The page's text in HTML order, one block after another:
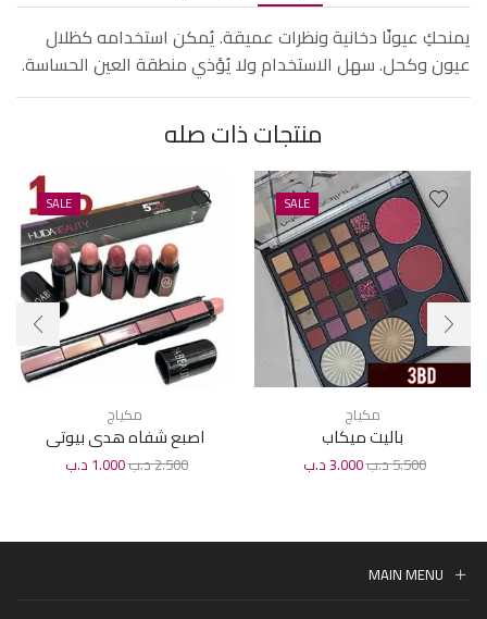
يمنحكِ عيونًا دخانية ونظرات عميقة. يُمكن استخدامه كظلال
عيون وكحل. سهل الاستخدام ولا يُؤذي منطقة العين الحساسة.
منتجات ذات صله
SALE
مكياج
باليت ميكاب
5.500د.ب3.000د.ب
SALE
مكياج
اصبع شفاه هدى بيوتى
2.500د.ب1.000 د.ب
MAIN MENU